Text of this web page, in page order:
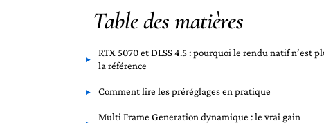
Table des matières
RTX 5070 et DLSS 4.5 : pourquoi le rendu natif n’est
la référence
Comment lire les préréglages en pratique
Multi Frame Generation dynamique : le vrai gain